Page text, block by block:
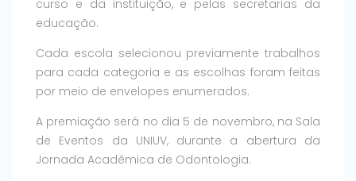
curso e da instituição, e pelas secretarias da
educação.
Cada escola selecionou previamente trabalhos
para cada categoria e as escolhas foram feitas
por meio de envelopes enumerados.
A premiação será no dia 5 de novembro, na Sala
de Eventos da UNIUV, durante a abertura da
Jornada Acadêmica de Odontologia.